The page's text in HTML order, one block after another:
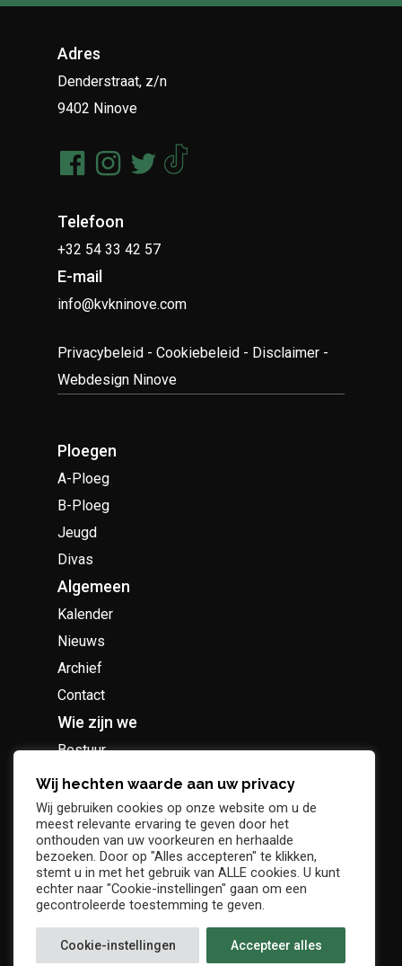
Adres
Denderstraat, z/n
9402 Ninove
Telefoon
+32 54 33 42 57
E-mail
info@kvkninove.com
Privacybeleid -Cookiebeleid - Disclaimer -
Webdesign Ninove
Ploegen
A-Ploeg
B-Ploeg
Jeugd
Divas
Algemeen
Kalender
Nieuws
Archief
Contact
Wie zijn we
Bestuur
Geschiedenis
Supportersclub
Socio Business Club
Wij hechten waarde aan uw privacy
Wij gebruiken cookies op onze website om u de
meest relevante ervaring te geven door het
onthouden van uw voorkeuren en herhaalde
bezoeken. Door op "Alles accepteren" te klikken,
stemt u in met het gebruik van ALLE cookies. U kunt
echter naar "Cookie-instellingen" gaan om een
gecontroleerde toestemming te geven.
Cookie-instellingen Accepteer alles